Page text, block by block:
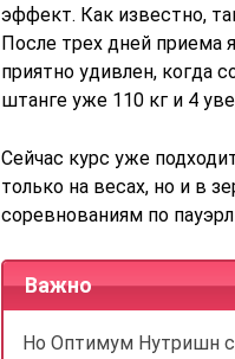
эффект. Как известно,
После трех дней приема
приятно удивлен, когда
штанге уже 110 кг и 4
Сейчас курс уже
только на весах, но и в
соревнованиям по
Важно
Но Оптимум Нутришн